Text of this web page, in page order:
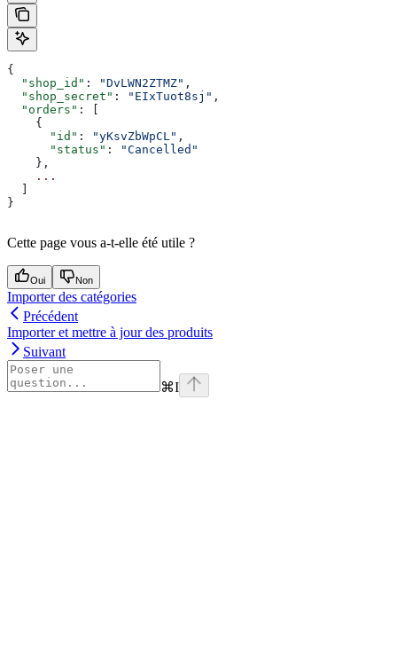
{
  "shop_id"
: "DvLWN2ZTMZ" ,
  "shop_secret"
: "EIxTuot8sj" ,
  "orders"
: [
    {
      "id"
: "yKsvZbWpCL" ,
      "status"
:
"Cancelled"
    },
    ...
}
Cette page vous a-t-elle été utile ?
Oui Non
Importer des catégories
Précédent
Importer et mettre à jour des produits
Suivant
⌘I